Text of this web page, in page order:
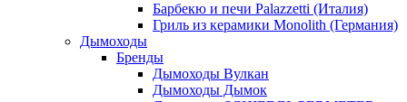
Барбекю и печи Palazzetti (Италия)
Гриль из керамики Monolith (Германия)
Дымоходы
Бренды
Дымоходы Вулкан
Дымоходы Дымок